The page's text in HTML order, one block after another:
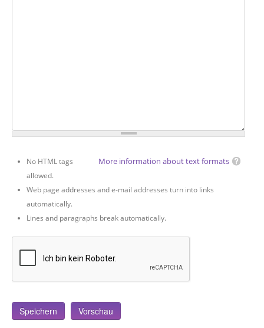
More information about text formats
No HTML tags
allowed.
Web page addresses and e-mail addresses turn into links
automatically.
Lines and paragraphs break automatically.